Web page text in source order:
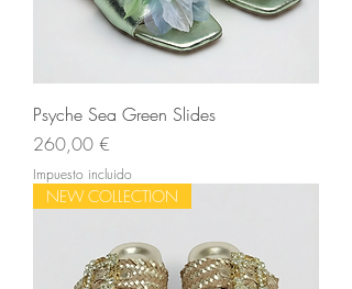
Psyche Sea Green Slides
Precio
260,00 €
Impuesto incluido
NEW COLLECTION